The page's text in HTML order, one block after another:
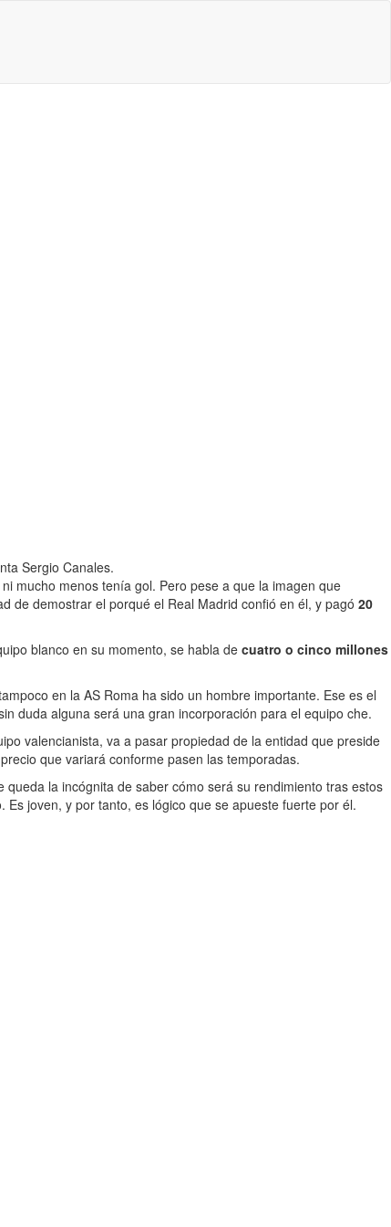
Sergio Canales.
mucho menos tenía gol. Pero pese a que la imagen que
de demostrar el porqué el Real Madrid confió en él, y pagó 20
blanco en su momento, se habla de cuatro o cinco millones
en la AS Roma ha sido un hombre importante. Ese es el
duda alguna será una gran incorporación para el equipo che.
valencianista, va a pasar propiedad de la entidad que preside
que variará conforme pasen las temporadas.
queda la incógnita de saber cómo será su rendimiento tras estos
joven, y por tanto, es lógico que se apueste fuerte por él.